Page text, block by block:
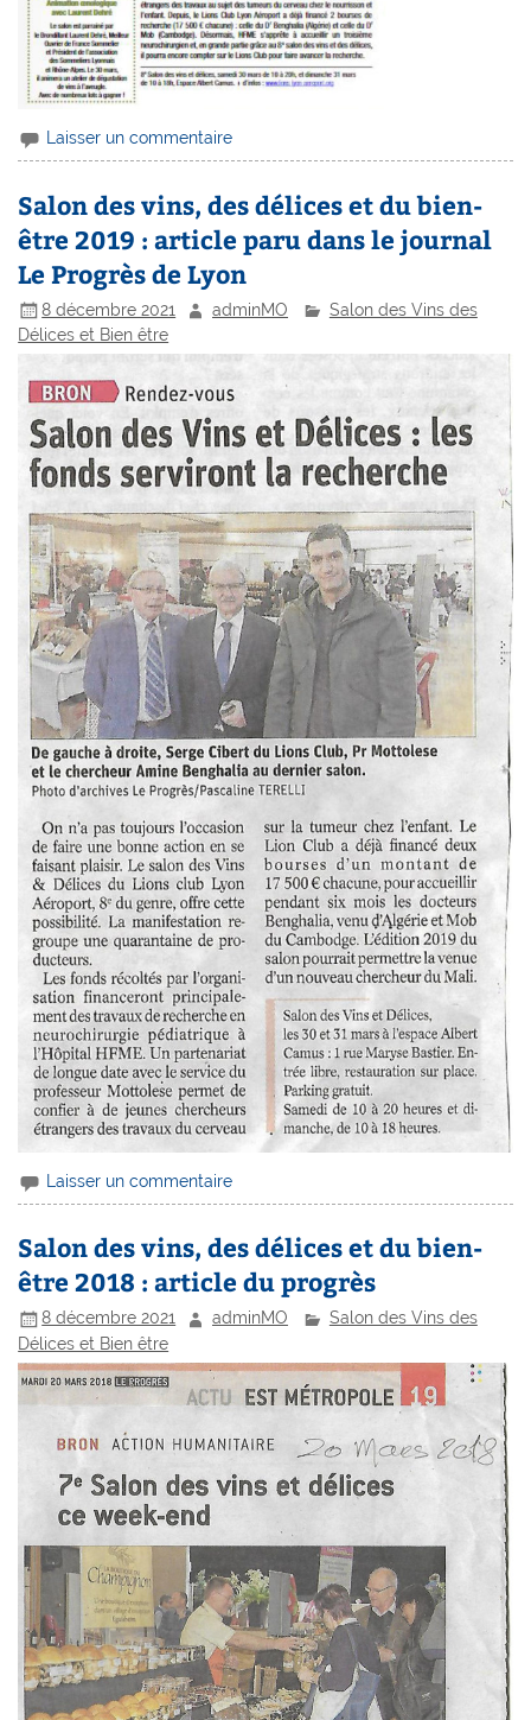
Laisser un commentaire
Salon des vins, des délices et du bien-
être 2019 : article paru dans le journal
Le Progrès de Lyon
8 décembre 2021 adminMO
Salon des Vins des
Délices et Bien être
Laisser un commentaire
Salon des vins, des délices et du bien-
être 2018 : article du progrès
8 décembre 2021 adminMO
Salon des Vins des
Délices et Bien être